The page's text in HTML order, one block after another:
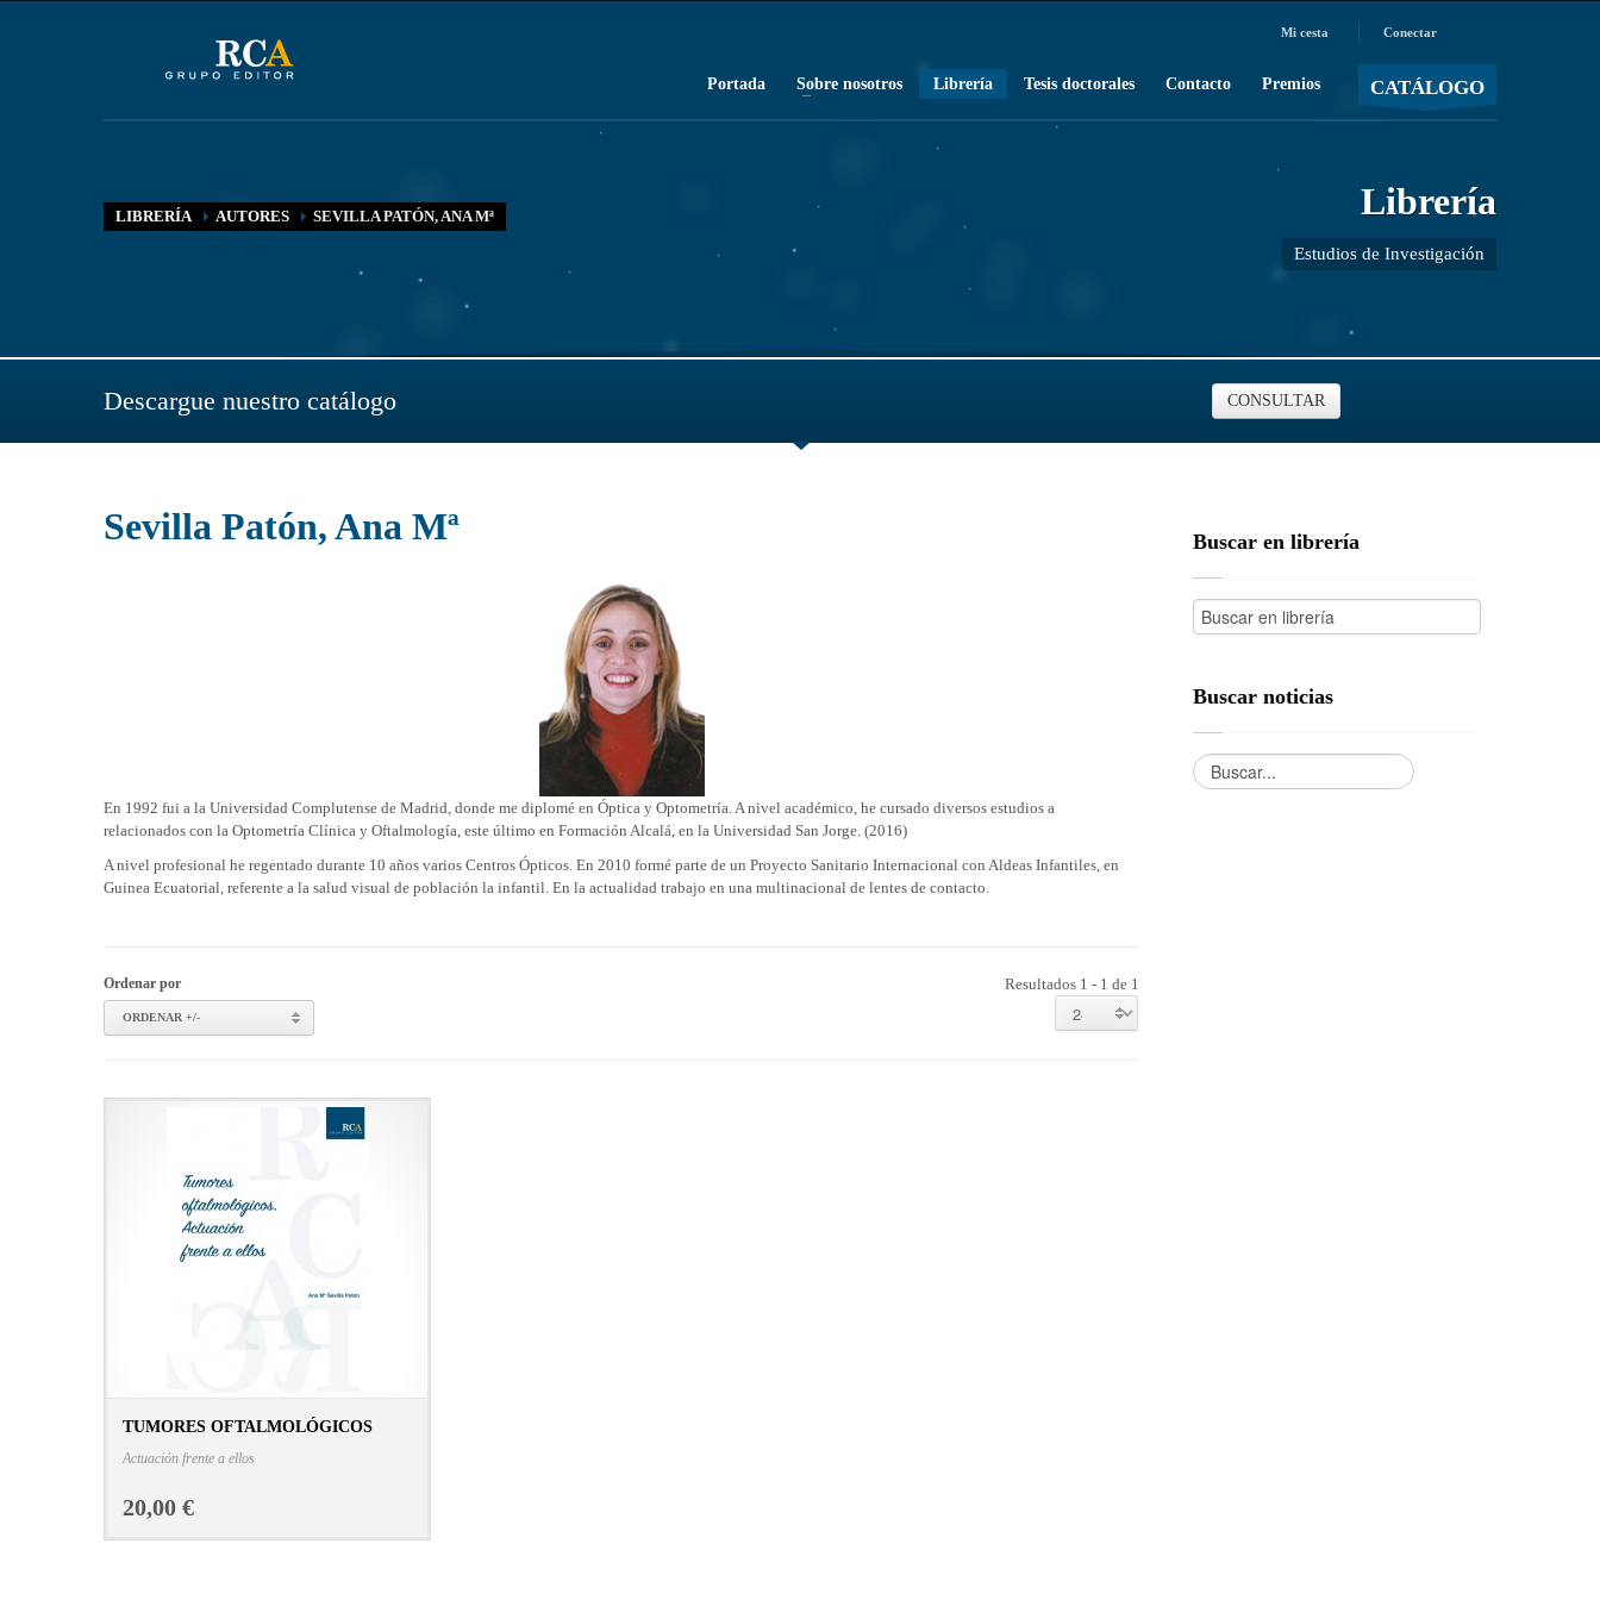
Conectar
Mi cesta
/ MOSTRAR CARRO
CATÁLOGO
Portada Sobre nosotros Librería Tesis doctorales Contacto Premios
LIBRERÍA AUTORES SEVILLA PATÓN, ANA Mª Librería
Estudios de Investigación
Descargue nuestro catálogo CONSULTAR
Sevilla Patón, Ana Mª
En 1992 fui a la Universidad Complutense de Madrid, donde me diplomé en Óptica y Optometría. A nivel académico, he cursado diversos estudios a
relacionados con la Optometría Clínica y Oftalmología, este último en Formación Alcalá, en la Universidad San Jorge. (2016)
A nivel profesional he regentado durante 10 años varios Centros Ópticos. En 2010 formé parte de un Proyecto Sanitario Internacional con Aldeas Infantiles, en
Guinea Ecuatorial, referente a la salud visual de población la infantil. En la actualidad trabajo en una multinacional de lentes de contacto.
Ordenar por
ORDENAR +/-
Resultados 1 - 1 de 1
TUMORES OFTALMOLÓGICOS
Actuación frente a ellos
20,00 €
Buscar en librería
Buscar noticias